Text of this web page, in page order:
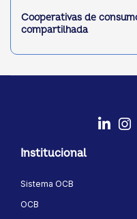
Cooperativas de
compartilhada
Institucional
Sistema OCB
OCB